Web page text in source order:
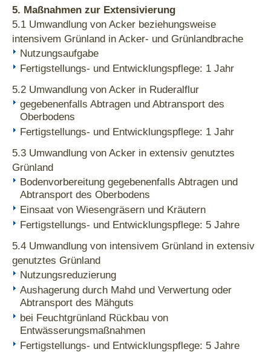
5. Maßnahmen zur Extensivierung
5.1 Umwandlung von Acker beziehungsweise
intensivem Grünland in Acker- und Grünlandbrache
Nutzungsaufgabe
Fertigstellungs- und Entwicklungspflege: 1 Jahr
5.2 Umwandlung von Acker in Ruderalflur
gegebenenfalls Abtragen und Abtransport des
Oberbodens
Fertigstellungs- und Entwicklungspflege: 1 Jahr
5.3 Umwandlung von Acker in extensiv genutztes
Grünland
Bodenvorbereitung gegebenenfalls Abtragen und
Abtransport des Oberbodens
Einsaat von Wiesengräsern und Kräutern
Fertigstellungs- und Entwicklungspflege: 5 Jahre
5.4 Umwandlung von intensivem Grünland in extensiv
genutztes Grünland
Nutzungsreduzierung
Aushagerung durch Mahd und Verwertung oder
Abtransport des Mähguts
bei Feuchtgrünland Rückbau von
Entwässerungsmaßnahmen
Fertigstellungs- und Entwicklungspflege: 5 Jahre